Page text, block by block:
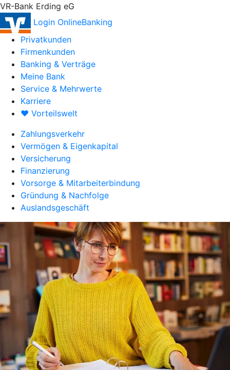
VR-Bank Erding eG
Login OnlineBanking
Privatkunden
Firmenkunden
Banking & Verträge
Meine Bank
Service & Mehrwerte
Karriere
♥ Vorteilswelt
Zahlungsverkehr
Vermögen & Eigenkapital
Versicherung
Finanzierung
Vorsorge & Mitarbeiterbindung
Gründung & Nachfolge
Auslandsgeschäft